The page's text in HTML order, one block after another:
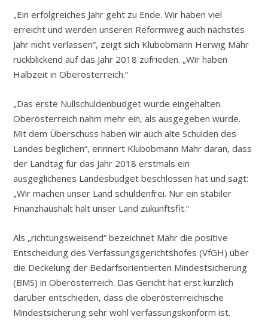
„Ein erfolgreiches Jahr geht zu Ende. Wir haben viel
erreicht und werden unseren Reformweg auch nächstes
Jahr nicht verlassen“, zeigt sich Klubobmann Herwig Mahr
rückblickend auf das Jahr 2018 zufrieden. „Wir haben
Halbzeit in Oberösterreich.“
„Das erste Nullschuldenbudget wurde eingehalten.
Oberösterreich nahm mehr ein, als ausgegeben wurde.
Mit dem Überschuss haben wir auch alte Schulden des
Landes beglichen“, erinnert Klubobmann Mahr daran, dass
der Landtag für das Jahr 2018 erstmals ein
ausgeglichenes Landesbudget beschlossen hat und sagt:
„Wir machen unser Land schuldenfrei. Nur ein stabiler
Finanzhaushalt hält unser Land zukunftsfit.“
Als „richtungsweisend“ bezeichnet Mahr die positive
Entscheidung des Verfassungsgerichtshofes (VfGH) über
die Deckelung der Bedarfsorientierten Mindestsicherung
(BMS) in Oberösterreich. Das Gericht hat erst kürzlich
darüber entschieden, dass die oberösterreichische
Mindestsicherung sehr wohl verfassungskonform ist.